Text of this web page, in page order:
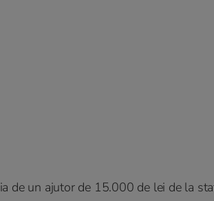
de un ajutor de 15.000 de lei de la